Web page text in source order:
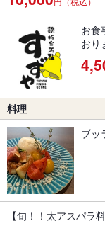
お食
おり
料理
ブッ
【旬！！太アスパラ料